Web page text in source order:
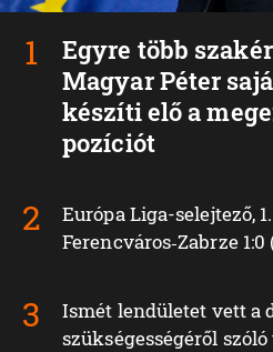
Egyre több
Magyar Péter
készíti elő a
pozíciót
Európa Liga-selejtező,
Ferencváros‑Zabrze 1:0
Ismét lendületet vett a
szükségességéről